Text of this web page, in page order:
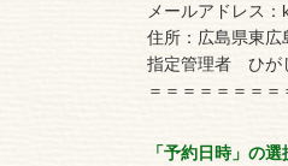
メールアドレス
住所：広島県東広
指定管理者 ひが
＝＝＝＝＝＝＝
「予約日時」の